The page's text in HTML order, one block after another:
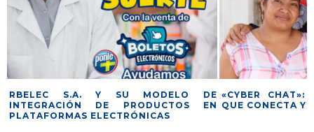
RBELEC S.A. Y SU MODELO DE
INTEGRACIÓN DE PRODUCTOS EN
PLATAFORMAS ELECTRÓNICAS
«CYBER CHAT»:
QUE CONECTA Y